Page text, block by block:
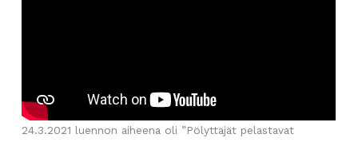
24.3.2021 luennon aiheena oli ”Pölyttäjät pelastavat